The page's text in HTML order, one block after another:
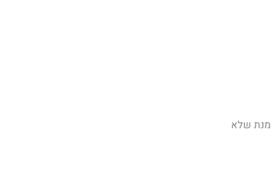
מנת שלא